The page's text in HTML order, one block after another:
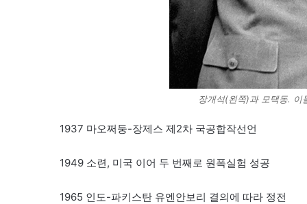
장개석(왼쪽)과 모택동. 이
1937 마오쩌둥-장제스 제2차 국공합작선언
1949 소련, 미국 이어 두 번째로 원폭실험 성공
1965 인도-파키스탄 유엔안보리 결의에 따라 정전